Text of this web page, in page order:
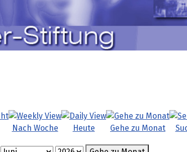
Nach Woche Heute Gehe zu Monat